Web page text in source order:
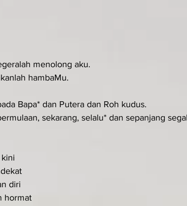
menolong aku.
hambaMu.
Bapa* dan Putera dan Roh kudus.
sekarang, selalu* dan sepanjang
diri
hormat